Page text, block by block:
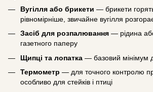
Вугілля або брикети — брикети
рівномірніше, звичайне вугілля
Засіб для розпалювання — рідина
газетного паперу
Щипці та лопатка — базовий мінімум
Термометр — для точного контролю
особливо для стейків і птиці